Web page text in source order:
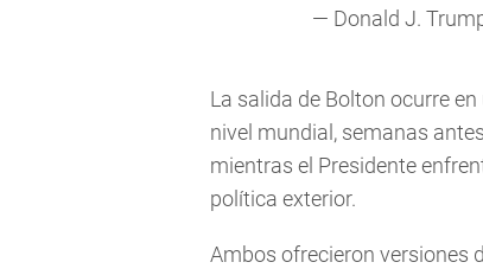
— Donald J.
La salida de Bolton ocurre
nivel mundial, semanas
mientras el Presidente
política exterior.
Ambos ofrecieron versiones